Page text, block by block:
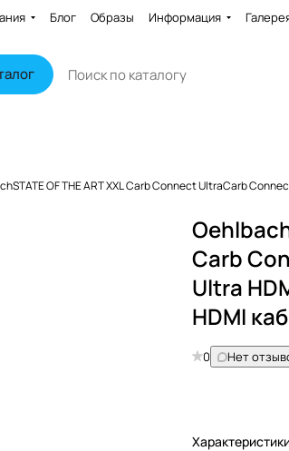
Блог Образы Информация
OF THE ART XXL Carb Connect UltraCarb
Carb
Ultra
HDMI
0 Нет